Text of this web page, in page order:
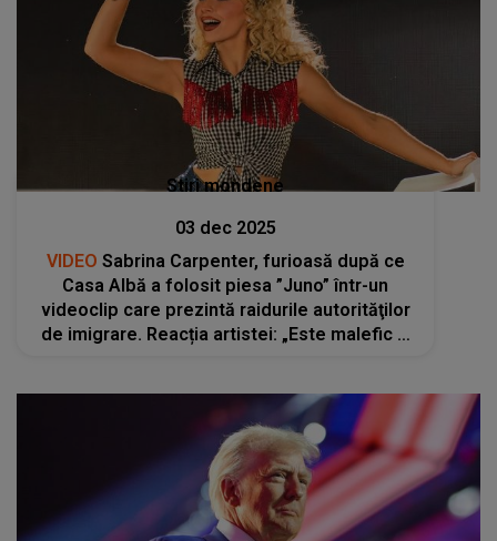
Stiri mondene
03 dec 2025
VIDEO Sabrina Carpenter, furioasă după ce
Casa Albă a folosit piesa ”Juno” într-un
videoclip care prezintă raidurile autorităţilor
de imigrare. Reacția artistei: „Este malefic şi